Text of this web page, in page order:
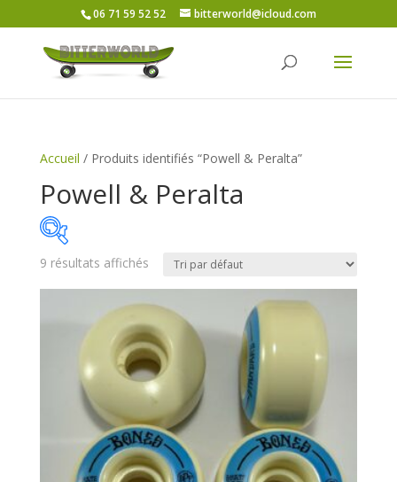
06 71 59 52 52 bitterworld@icloud.com
Accueil / Produits identifiés “Powell & Peralta”
Powell & Peralta
Price: 50€
On sale(6)
Catégories de produits
Catégories de produits
Étiquettes produit
9 résultats affichés